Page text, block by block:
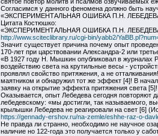
Согласимся у данного феномена должно быть
«ЭКСПЕРИМЕНТАЛЬНАЯ ОШИБКА П.Н.
Цитата Костюшко:
«ЭКСПЕРИМЕНТАЛЬНАЯ ОШИБКА П.Н.
http://www.sciteclibrary.ru/cgi-bin/yabb2/
Значит существует причина почему опыт
170-лет при царствовании Александра-2 или
«В 1927 году H. Мышкин опубликовал в журналах
воздействию света на крутильные весы -
проявлял свойство притяжения, а не
маятником и обнаружил тот же эффект [4]! В
заявку на открытие эффекта притяжения света [5]!
Оказывается, опыт Лебедева сегодня повторяют
лебедевскому: «мы достигли, так называемого,
крылышки Лебедева не реагировали на свет [6]
https://gennady-ershov.ru/na-zemle/eshhe-raz-o-
Не правда ли странно, необходимо не научное
наличие но 122-года это получается только у